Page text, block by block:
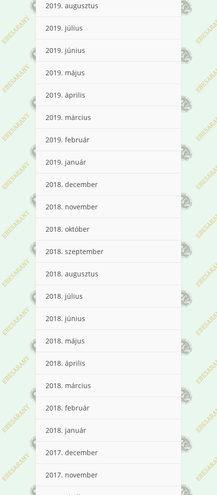
2019. augusztus
2019. július
2019. június
2019. május
2019. április
2019. március
2019. február
2019. január
2018. december
2018. november
2018. október
2018. szeptember
2018. augusztus
2018. július
2018. június
2018. május
2018. április
2018. március
2018. február
2018. január
2017. december
2017. november